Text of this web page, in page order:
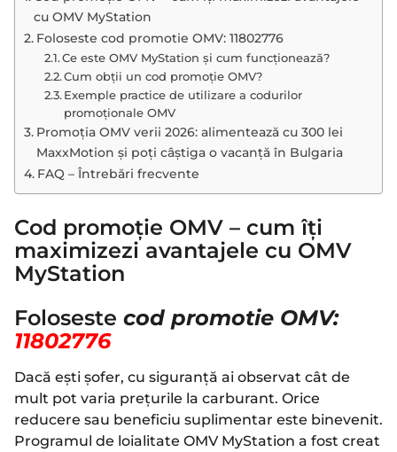
cu OMV MyStation
Foloseste cod promotie OMV: 11802776
Ce este OMV MyStation și cum funcționează?
Cum obții un cod promoție OMV?
Exemple practice de utilizare a codurilor
promoționale OMV
Promoția OMV verii 2026: alimentează cu 300 lei
MaxxMotion și poți câștiga o vacanță în Bulgaria
FAQ – Întrebări frecvente
Cod promoție OMV – cum îți
maximizezi avantajele cu OMV
MyStation
Foloseste cod promotie OMV:
11802776
Dacă ești șofer, cu siguranță ai observat cât de
mult pot varia prețurile la carburant. Orice
reducere sau beneficiu suplimentar este binevenit.
Programul de loialitate OMV MyStation a fost creat